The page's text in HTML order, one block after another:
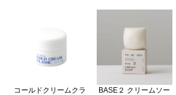
コールドクリームクラ
BASE２ クリームソー